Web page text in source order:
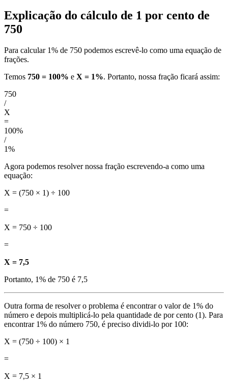
Explicação do cálculo de 1 por cento de
750
Para calcular 1% de 750 podemos escrevê-lo como uma equação de
frações.
Temos 750 = 100% e X = 1%. Portanto, nossa fração ficará assim:
750
/
X
=
100%
/
1%
Agora podemos resolver nossa fração escrevendo-a como uma
equação:
X = (750 × 1) ÷ 100
=
X = 750 ÷ 100
=
X = 7,5
Portanto, 1% de 750 é 7,5
Outra forma de resolver o problema é encontrar o valor de 1% do
número e depois multiplicá-lo pela quantidade de por cento (1). Para
encontrar 1% do número 750, é preciso dividi-lo por 100:
X = (750 ÷ 100) × 1
=
X = 7,5 × 1